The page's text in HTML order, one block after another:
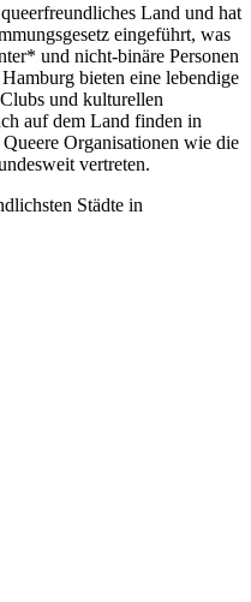
Land und hat
eingeführt, was
und nicht-binäre Personen
bieten eine lebendige
und kulturellen
auf dem Land finden in
Organisationen wie die
vertreten.
Städte in